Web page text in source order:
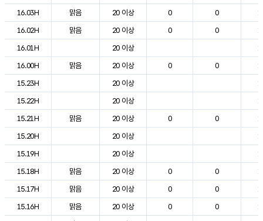
16.03H
맑음 20 이상 0 0
16.02H
맑음 20 이상 0 0
16.01H
20 이상
16.00H
맑음 20 이상 0 0
15.23H
20 이상
15.22H
20 이상
15.21H
맑음 20 이상 0 0
15.20H
20 이상
15.19H
20 이상
15.18H
맑음 20 이상 0 0
15.17H
맑음 20 이상 0 0
15.16H
맑음 20 이상 0 0